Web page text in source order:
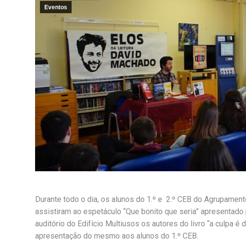
Eventos
Durante todo o dia, os alunos do 1.º e 2.º CEB do
assistiram ao espetáculo “Que bonito que seria”
auditório do Edifício Multiusos os autores do livro “a culpa é
apresentação do mesmo aos alunos do 1.º CEB.